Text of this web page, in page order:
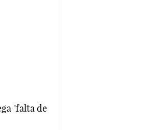
"falta de